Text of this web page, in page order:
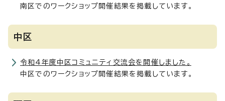
南区でのワークショップ開催結果を掲載しています。
中区
令和4年度中区コミュニティ交流会を開催しました。
中区でのワークショップ開催結果を掲載しています。